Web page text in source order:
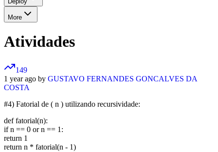
More
Atividades
149
1 year ago by GUSTAVO FERNANDES GONCALVES DA
COSTA
#4) Fatorial de ( n ) utilizando recursividade:
def fatorial(n):
if n == 0 or n == 1:
return 1
return n * fatorial(n - 1)